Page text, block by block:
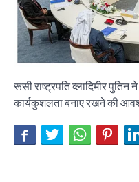
रूसी राष्ट्रपति व्लादिमीर
कार्यकुशलता बनाए रखने की